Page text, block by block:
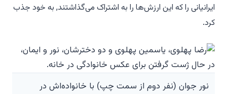
ایرانیانی را که این ارزش‌ها را به اشتراک می‌گذاشتند, به خود جذب
کرد.
نور جوان (نفر دوم از سمت چپ) با خانواده‌اش در